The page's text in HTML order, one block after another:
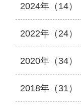
2024年（14）
2022年（24）
2020年（34）
2018年（31）